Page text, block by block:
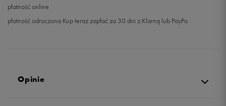
płatność online
płatność odroczona Kup teraz zapłać za 30 dni z Klarną lub PayPo
Opinie